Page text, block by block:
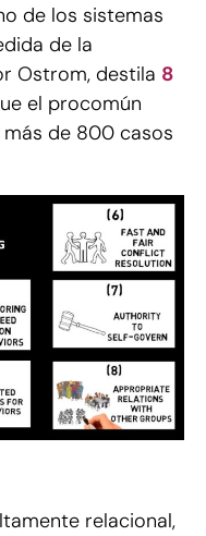
de los sistemas
de la
Ostrom, destila 8
el procomún
de 800 casos
relacional,